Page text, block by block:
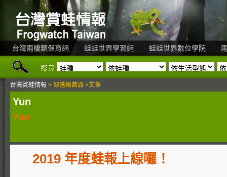
台灣兩棲類保育網 蛙蛙世界學習網 蛙蛙世界數位學院
搜尋
台灣賞蛙情報 > 部落格首頁 >文章
Yun
Yun
2019 年度蛙報上線囉！